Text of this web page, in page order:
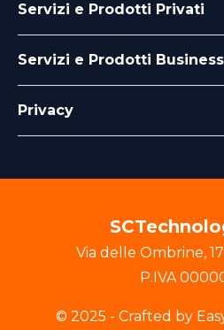
Servizi e Prodotti Privati
Servizi e Prodotti Business
Privacy
Via delle Ombrine, 17
P.IVA
© 2025 - Crafted by